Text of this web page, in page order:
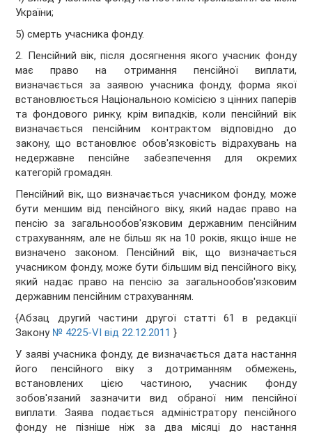
України;
5) смерть учасника фонду.
2. Пенсійний вік, після досягнення якого учасник фонду
має право на отримання пенсійної виплати,
визначається за заявою учасника фонду, форма якої
встановлюється Національною комісією з цінних паперів
та фондового ринку, крім випадків, коли пенсійний вік
визначається пенсійним контрактом відповідно до
закону, що встановлює обов'язковість відрахувань на
недержавне пенсійне забезпечення для окремих
категорій громадян.
Пенсійний вік, що визначається учасником фонду, може
бути меншим від пенсійного віку, який надає право на
пенсію за загальнообов'язковим державним пенсійним
страхуванням, але не більш як на 10 років, якщо інше не
визначено законом. Пенсійний вік, що визначається
учасником фонду, може бути більшим від пенсійного віку,
який надає право на пенсію за загальнообов'язковим
державним пенсійним страхуванням.
{Абзац другий частини другої статті 61 в редакції
Закону № 4225-VI від 22.12.2011 }
У заяві учасника фонду, де визначається дата настання
його пенсійного віку з дотриманням обмежень,
встановлених цією частиною, учасник фонду
зобов'язаний зазначити вид обраної ним пенсійної
виплати. Заява подається адміністратору пенсійного
фонду не пізніше ніж за два місяці до настання